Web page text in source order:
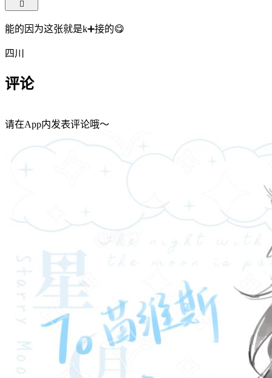

能的因为这张就是k➕接的😋
四川
评论
请在App内发表评论哦～